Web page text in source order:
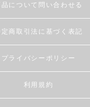
品について問い合わせる
定商取引法に基づく表記
プライバシーポリシー
利用規約